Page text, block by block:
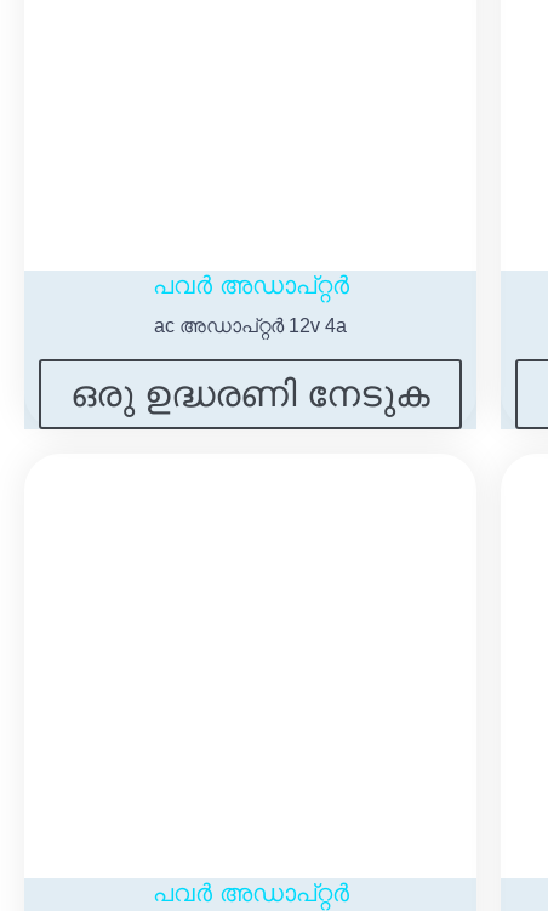
പവർ അഡാപ്റ്റർ
ac അഡാപ്റ്റർ 12v 4a
ഒരു ഉദ്ധരണി നേടുക
പവർ അഡാപ്റ്റർ